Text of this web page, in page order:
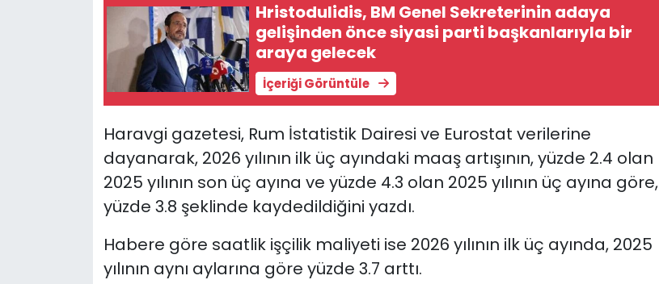
Hristodulidis, BM Genel Sekreterinin adaya
gelişinden önce siyasi parti başkanlarıyla bir
araya gelecek
İçeriği Görüntüle
Haravgi gazetesi, Rum İstatistik Dairesi ve Eurostat verilerine
dayanarak, 2026 yılının ilk üç ayındaki maaş artışının, yüzde 2.4 olan
2025 yılının son üç ayına ve yüzde 4.3 olan 2025 yılının üç ayına göre,
yüzde 3.8 şeklinde kaydedildiğini yazdı.
Habere göre saatlik işçilik maliyeti ise 2026 yılının ilk üç ayında, 2025
yılının aynı aylarına göre yüzde 3.7 arttı.
Teknoloji
Video Galeri
Yazarlar